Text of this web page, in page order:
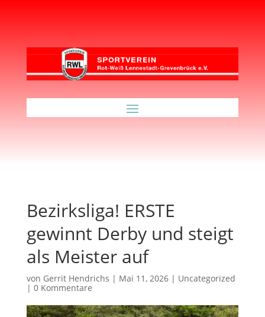
Bezirksliga! ERSTE
gewinnt Derby und steigt
als Meister auf
von Gerrit Hendrichs | Mai 11, 2026| Uncategorized
| 0 Kommentare